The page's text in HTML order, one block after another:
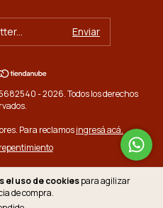
el uso de cookiespara agilizar
de compra.
- 2026. Todos los derechos
Para reclamosingresá acá.